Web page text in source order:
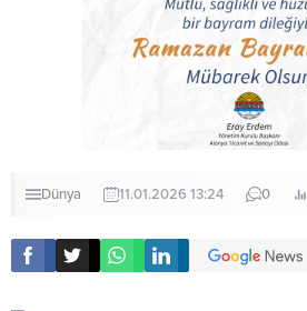
Dünya 11.01.2026 13:24 0